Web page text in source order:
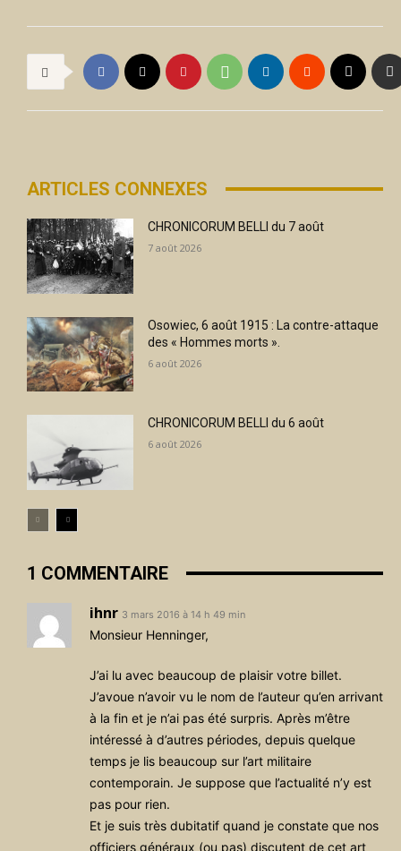
ARTICLES CONNEXES
CHRONICORUM BELLI du 7 août
7 août 2026
Osowiec, 6 août 1915 : La contre-attaque
des « Hommes morts ».
6 août 2026
CHRONICORUM BELLI du 6 août
6 août 2026
1 COMMENTAIRE
ihnr 3 mars 2016 à 14 h 49 min
Monsieur Henninger,
J’ai lu avec beaucoup de plaisir votre billet.
J’avoue n’avoir vu le nom de l’auteur qu’en arrivant
à la fin et je n’ai pas été surpris. Après m’être
intéressé à d’autres périodes, depuis quelque
temps je lis beaucoup sur l’art militaire
contemporain. Je suppose que l’actualité n’y est
pas pour rien.
Et je suis très dubitatif quand je constate que nos
officiers généraux (ou pas) discutent de cet art